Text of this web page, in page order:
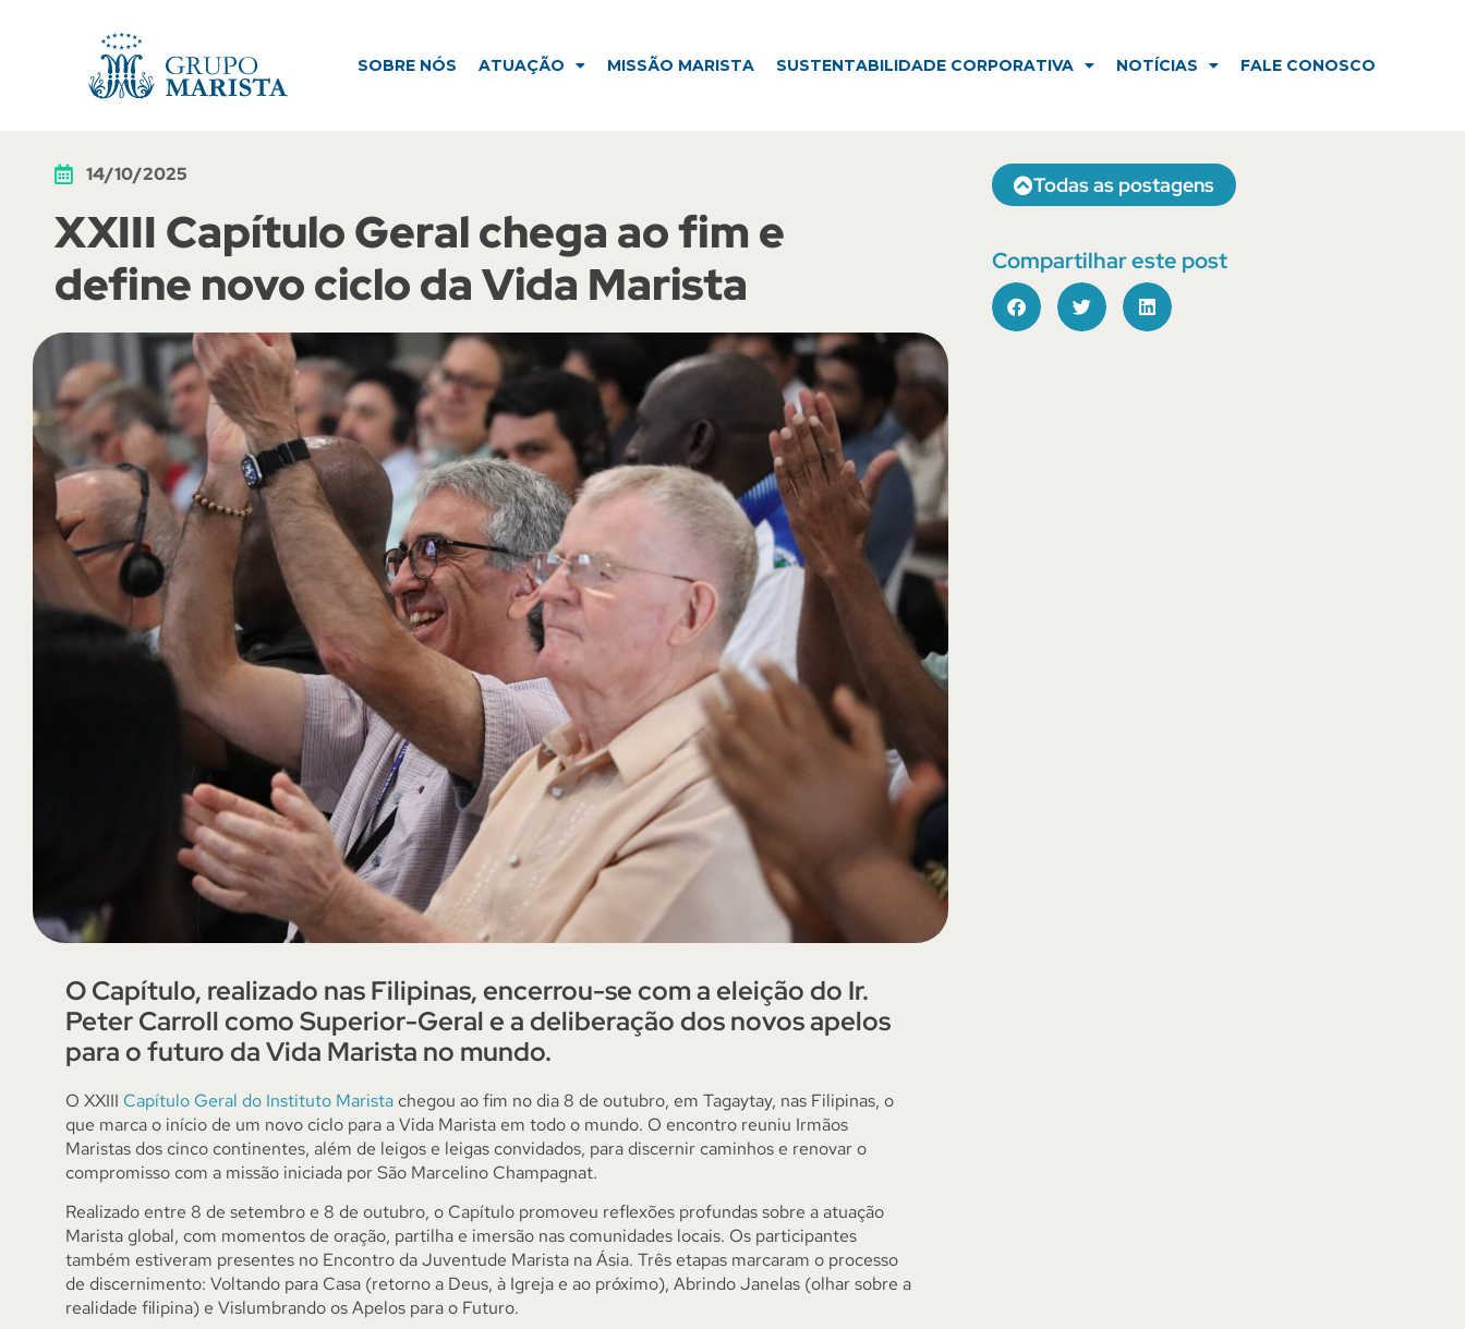
SOBRE NÓS ATUAÇÃO MISSÃO MARISTA SUSTENTABILIDADE CORPORATIVA NOTÍCIAS FALE CONOSCO
14/10/2025
XXIII Capítulo Geral chega ao fim e
define novo ciclo da Vida Marista
O Capítulo, realizado nas Filipinas, encerrou-se com a eleição do Ir.
Peter Carroll como Superior-Geral e a deliberação dos novos apelos
para o futuro da Vida Marista no mundo.
O XXIII Capítulo Geral do Instituto Marista chegou ao fim no dia 8 de outubro, em Tagaytay, nas Filipinas, o
que marca o início de um novo ciclo para a Vida Marista em todo o mundo. O encontro reuniu Irmãos
Maristas dos cinco continentes, além de leigos e leigas convidados, para discernir caminhos e renovar o
compromisso com a missão iniciada por São Marcelino Champagnat.
Realizado entre 8 de setembro e 8 de outubro, o Capítulo promoveu reflexões profundas sobre a atuação
Marista global, com momentos de oração, partilha e imersão nas comunidades locais. Os participantes
também estiveram presentes no Encontro da Juventude Marista na Ásia. Três etapas marcaram o processo
de discernimento: Voltando para Casa (retorno a Deus, à Igreja e ao próximo), Abrindo Janelas (olhar sobre a
realidade filipina) e Vislumbrando os Apelos para o Futuro.
Todas as postagens
Compartilhar este post